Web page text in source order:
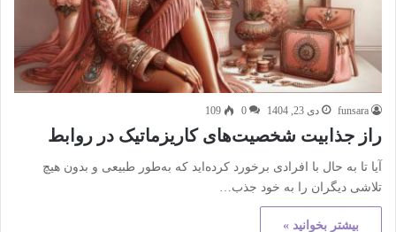
funsara دی 23, 1404 0
109
راز جذابیت شخصیت‌های کاریزماتیک در روابط
آیا تا به حال با افرادی برخورد کرده‌اید که به‌طور طبیعی و بدون هیچ
تلاشی دیگران را به خود جذب…
بیشتر بخوانید »